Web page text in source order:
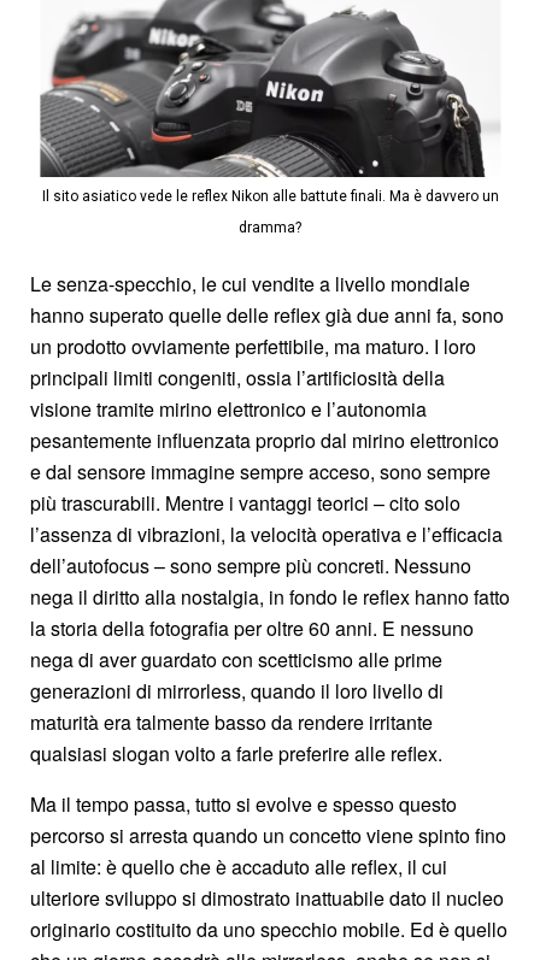
Il sito asiatico vede le reflex Nikon alle battute finali. Ma è davvero un
dramma?
Le senza-specchio, le cui vendite a livello mondiale
hanno superato quelle delle reflex già due anni fa, sono
un prodotto ovviamente perfettibile, ma maturo. I loro
principali limiti congeniti, ossia l’artificiosità della
visione tramite mirino elettronico e l’autonomia
pesantemente influenzata proprio dal mirino elettronico
e dal sensore immagine sempre acceso, sono sempre
più trascurabili. Mentre i vantaggi teorici – cito solo
l’assenza di vibrazioni, la velocità operativa e l’efficacia
dell’autofocus – sono sempre più concreti. Nessuno
nega il diritto alla nostalgia, in fondo le reflex hanno fatto
la storia della fotografia per oltre 60 anni. E nessuno
nega di aver guardato con scetticismo alle prime
generazioni di mirrorless, quando il loro livello di
maturità era talmente basso da rendere irritante
qualsiasi slogan volto a farle preferire alle reflex.
Ma il tempo passa, tutto si evolve e spesso questo
percorso si arresta quando un concetto viene spinto fino
al limite: è quello che è accaduto alle reflex, il cui
ulteriore sviluppo si dimostrato inattuabile dato il nucleo
originario costituito da uno specchio mobile. Ed è quello